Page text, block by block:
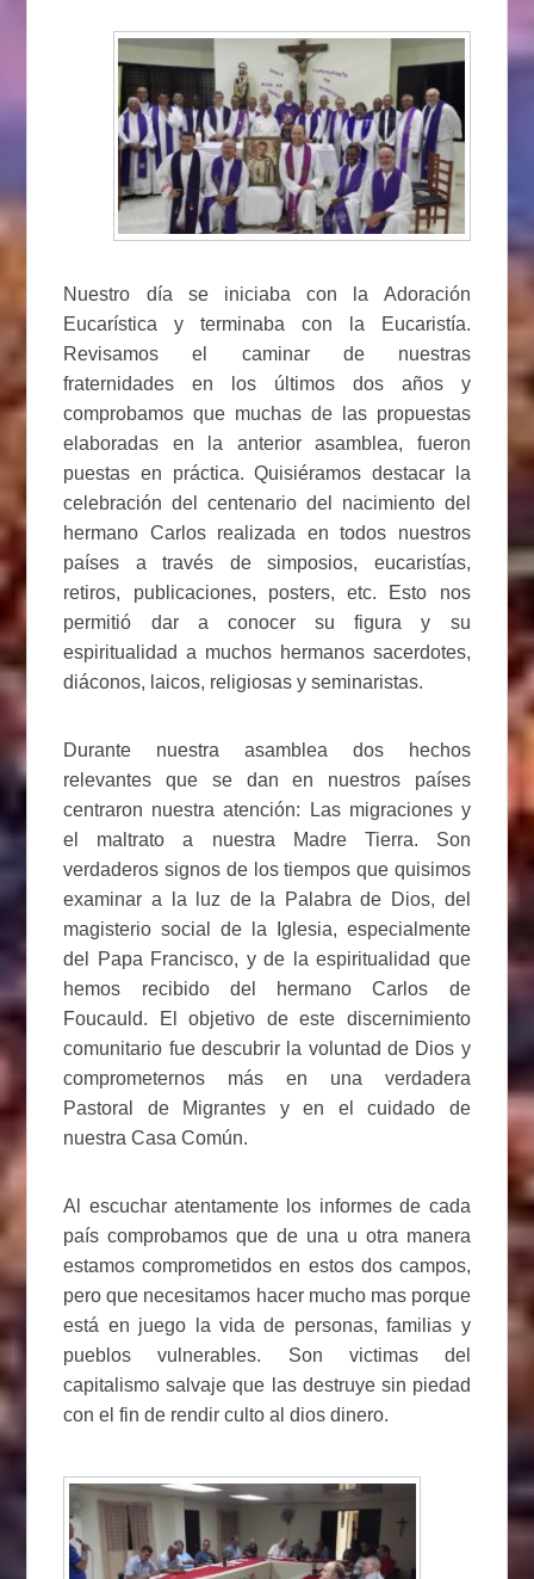
Nuestro día se iniciaba con la Adoración
Eucarística y terminaba con la Eucaristía.
Revisamos el caminar de nuestras
fraternidades en los últimos dos años y
comprobamos que muchas de las propuestas
elaboradas en la anterior asamblea, fueron
puestas en práctica. Quisiéramos destacar la
celebración del centenario del nacimiento del
hermano Carlos realizada en todos nuestros
países a través de simposios, eucaristías,
retiros, publicaciones, posters, etc. Esto nos
permitió dar a conocer su figura y su
espiritualidad a muchos hermanos sacerdotes,
diáconos, laicos, religiosas y seminaristas.
Durante nuestra asamblea dos hechos
relevantes que se dan en nuestros países
centraron nuestra atención: Las migraciones y
el maltrato a nuestra Madre Tierra. Son
verdaderos signos de los tiempos que quisimos
examinar a la luz de la Palabra de Dios, del
magisterio social de la Iglesia, especialmente
del Papa Francisco, y de la espiritualidad que
hemos recibido del hermano Carlos de
Foucauld. El objetivo de este discernimiento
comunitario fue descubrir la voluntad de Dios y
comprometernos más en una verdadera
Pastoral de Migrantes y en el cuidado de
nuestra Casa Común.
Al escuchar atentamente los informes de cada
país comprobamos que de una u otra manera
estamos comprometidos en estos dos campos,
pero que necesitamos hacer mucho mas porque
está en juego la vida de personas, familias y
pueblos vulnerables. Son victimas del
capitalismo salvaje que las destruye sin piedad
con el fin de rendir culto al dios dinero.